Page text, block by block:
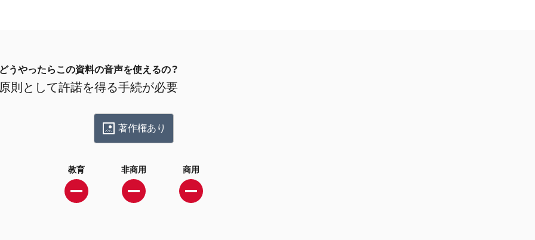
どうやったらこの資料の音声を使えるの？
原則として許諾を得る手続が必要
著作権あり
教育 非商用 商用